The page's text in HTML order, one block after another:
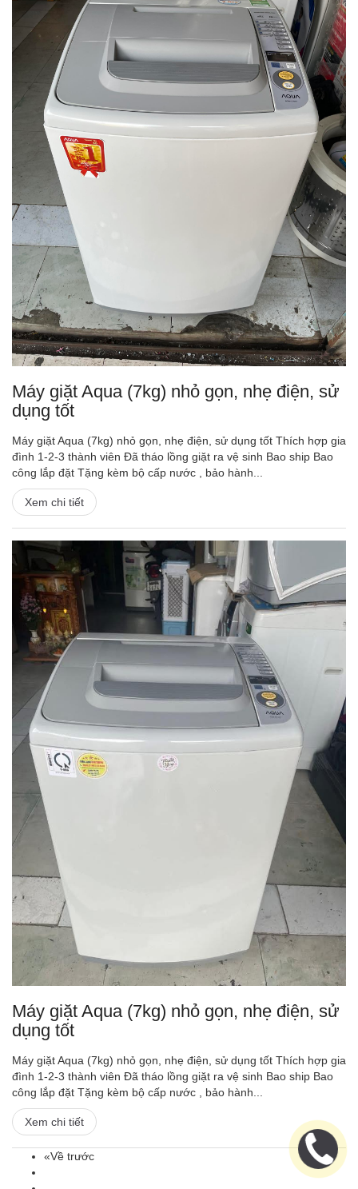
Máy giặt Aqua (7kg) nhỏ gọn, nhẹ điện, sử
dụng tốt
Máy giặt Aqua (7kg) nhỏ gọn, nhẹ điện, sử dụng tốt Thích hợp gia
đình 1-2-3 thành viên Đã tháo lồng giặt ra vệ sinh Bao ship Bao
công lắp đặt Tặng kèm bộ cấp nước , bảo hành...
Xem chi tiết
Máy giặt Aqua (7kg) nhỏ gọn, nhẹ điện, sử
dụng tốt
Máy giặt Aqua (7kg) nhỏ gọn, nhẹ điện, sử dụng tốt Thích hợp gia
đình 1-2-3 thành viên Đã tháo lồng giặt ra vệ sinh Bao ship Bao
công lắp đặt Tặng kèm bộ cấp nước , bảo hành...
Xem chi tiết
«Về trước